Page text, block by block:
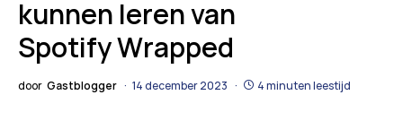
kunnen leren van
Spotify Wrapped
door Gastblogger 14 december 2023 4 minuten leestijd